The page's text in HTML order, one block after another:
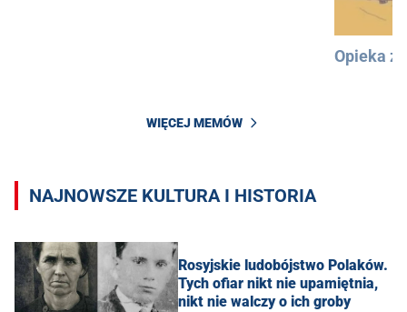
Opieka
WIĘCEJ MEMÓW
NAJNOWSZE KULTURA I HISTORIA
Rosyjskie ludobójstwo Polaków.
Tych ofiar nikt nie upamiętnia,
nikt nie walczy o ich groby